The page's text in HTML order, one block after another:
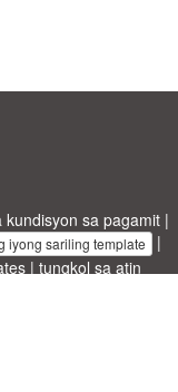
kundisyon sa pagamit |
iyong sariling template |
| tungkol sa atin